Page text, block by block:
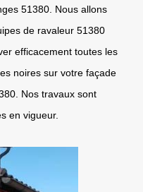
51380. Nous allons
de ravaleur 51380
efficacement toutes les
noires sur votre façade
Nos travaux sont
en vigueur.